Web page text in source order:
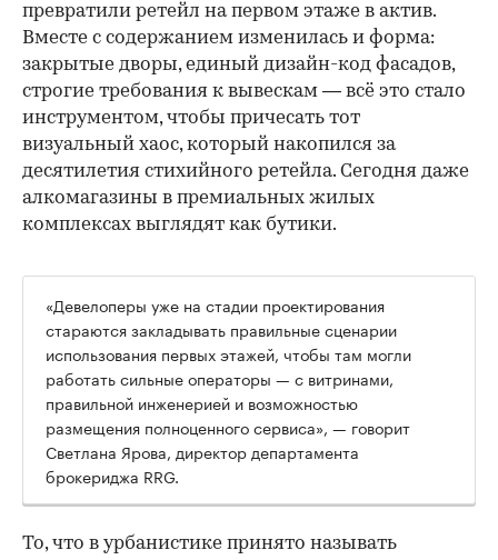
превратили ретейл на первом этаже в актив.
Вместе с содержанием изменилась и форма:
закрытые дворы, единый дизайн-код фасадов,
строгие требования к вывескам — всё это стало
инструментом, чтобы причесать тот
визуальный хаос, который накопился за
десятилетия стихийного ретейла. Сегодня даже
алкомагазины в премиальных жилых
комплексах выглядят как бутики.
00:00
«Девелоперы уже на стадии проектирования
стараются закладывать правильные сценарии
использования первых этажей, чтобы там могли
работать сильные операторы — с витринами,
правильной инженерией и возможностью
размещения полноценного сервиса», — говорит
Светлана Ярова, директор департамента
брокериджа RRG.
То, что в урбанистике принято называть